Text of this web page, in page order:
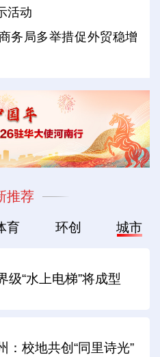
活动
务局多举措促外贸稳增
推荐
育 环创 城市
级“水上电梯”将成型
：校地共创“同里诗光”